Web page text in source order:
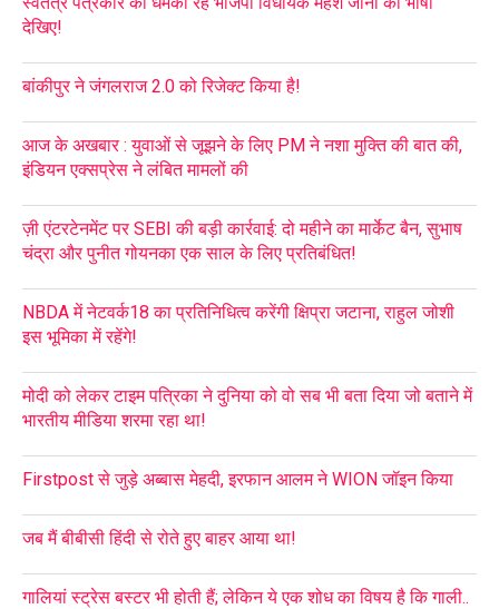
देखिए!
बांकीपुर ने जंगलराज 2.0 को रिजेक्ट किया है!
आज के अखबार : युवाओं से जूझने के लिए PM ने नशा मुक्ति की बात की,
इंडियन एक्सप्रेस ने लंबित मामलों की
ज़ी एंटरटेनमेंट पर SEBI की बड़ी कार्रवाई: दो महीने का मार्केट बैन, सुभाष
चंद्रा और पुनीत गोयनका एक साल के लिए प्रतिबंधित!
NBDA में नेटवर्क18 का प्रतिनिधित्व करेंगी क्षिप्रा जटाना, राहुल जोशी
इस भूमिका में रहेंगे!
मोदी को लेकर टाइम पत्रिका ने दुनिया को वो सब भी बता दिया जो बताने में
भारतीय मीडिया शरमा रहा था!
Firstpost से जुड़े अब्बास मेहदी, इरफान आलम ने WION जॉइन किया
जब मैं बीबीसी हिंदी से रोते हुए बाहर आया था!
गालियां स्ट्रेस बस्टर भी होती हैं; लेकिन ये एक शोध का विषय है कि गाली..